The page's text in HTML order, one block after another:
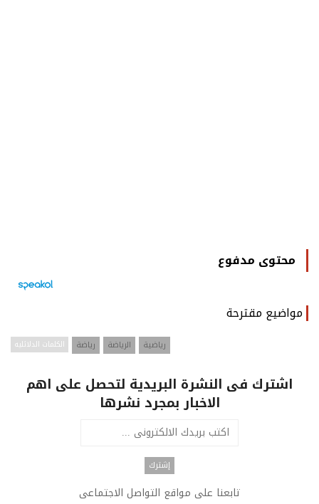
محتوى مدفوع
مواضيع مقترحة
الكلمات الدلائليه رياضة الرياضة رياضية
اشترك فى النشرة البريدية لتحصل على اهم
الاخبار بمجرد نشرها
تابعنا على مواقع التواصل الاجتماعى